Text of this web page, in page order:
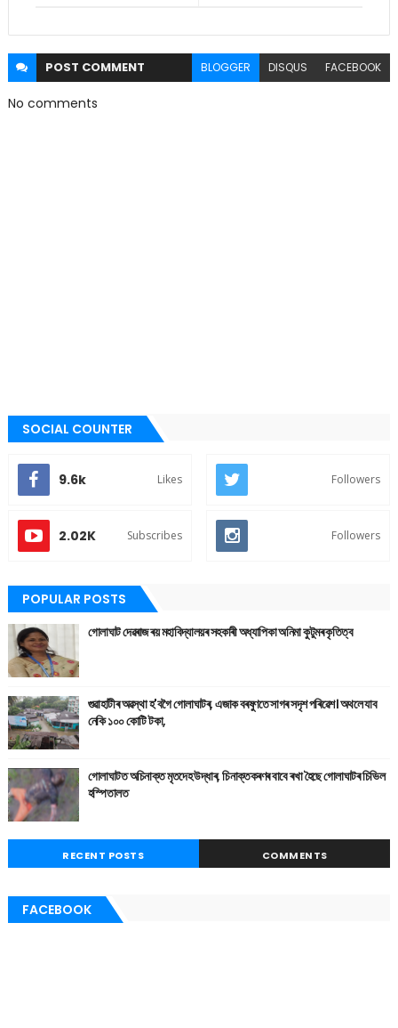
POST COMMENT BLOGGER DISQUS FACEBOOK
No comments
SOCIAL COUNTER
9.6k Likes Followers
2.02K Subscribes Followers
POPULAR POSTS
গোলাঘাট দেৱৰাজ ৰয় মহাবিদ্যালয়ৰ সহকাৰী অধ্যাপিকা অনিমা কুটুমৰ কৃতিত্ব
গুৱাহাটীৰ অৱস্থা হ'বগৈ গোলাঘাটৰ, এজাক বৰষুণতে সাগৰ সদৃশ পৰিৱেশ। অথলে যাব
নেকি ১০০ কোটি টকা,
গোলাঘাটত অচিনাক্ত মৃতদেহ উদ্ধাৰ, চিনাক্তকৰণৰ বাবে ৰখা হৈছে গোলাঘাটৰ চিভিল
হস্পিতালত
RECENT POSTS COMMENTS
FACEBOOK